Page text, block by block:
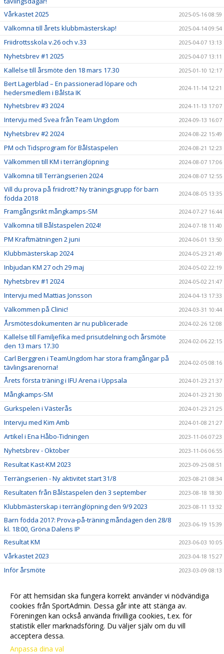
Vårkastet 2025 2025-05-16 08:59
Välkomna till årets klubbmästerskap! 2025-04-14 09:54
Friidrottsskola v.26 och v.33 2025-04-07 13:13
Nyhetsbrev #1 2025 2025-04-07 13:11
Kallelse till årsmöte den 18 mars 17.30 2025-01-10 12:17
Bert Lagerblad – En passionerad löpare och
hedersmedlem i Bålsta IK
2024-11-14 12:21
Nyhetsbrev #3 2024 2024-11-13 17:07
Intervju med Svea från Team Ungdom 2024-09-13 16:07
Nyhetsbrev #2 2024 2024-08-22 15:49
PM och Tidsprogram för Bålstaspelen 2024-08-21 12:23
Välkommen till KM i terränglöpning 2024-08-07 17:06
Välkomna till Terrängserien 2024 2024-08-07 12:55
Vill du prova på friidrott? Ny träningsgrupp för barn
födda 2018
2024-08-05 13:35
Framgångsrikt mångkamps-SM 2024-07-27 16:44
Välkomna till Bålstaspelen 2024! 2024-07-18 11:40
PM Kraftmätningen 2 juni 2024-06-01 13:50
Klubbmästerskap 2024 2024-05-23 21:49
Inbjudan KM 27 och 29 maj 2024-05-02 22:19
Nyhetsbrev #1 2024 2024-05-02 21:47
Intervju med Mattias Jonsson 2024-04-13 17:33
Välkommen på Clinic! 2024-03-31 10:44
Årsmötesdokumenten är nu publicerade 2024-02-26 12:08
Kallelse till Familjefika med prisutdelning och årsmöte
den 13 mars 17.30
2024-02-06 22:15
Carl Berggren i TeamUngdom har stora framgångar på
tävlingsarenorna!
2024-02-05 08:16
Årets första träning i IFU Arena i Uppsala 2024-01-23 21:37
Mångkamps-SM 2024-01-23 21:30
Gurkspelen i Västerås 2024-01-23 21:25
Intervju med Kim Amb 2024-01-08 21:27
Artikel i Ena Håbo-Tidningen 2023-11-06 07:23
Nyhetsbrev - Oktober 2023-11-06 06:55
Resultat Kast-KM 2023 2023-09-25 08:51
Terrängserien - Ny aktivitet start 31/8 2023-08-21 08:34
Resultaten från Bålstaspelen den 3 september 2023-08-18 18:30
Klubbmästerskap i terränglöpning den 9/9 2023 2023-08-11 13:32
Barn födda 2017: Prova-på-träning måndagen den 28/8
kl. 18:00, Gröna Dalens IP
2023-06-19 15:39
Resultat KM 2023-06-03 10:05
Vårkastet 2023 2023-04-18 15:27
Inför årsmöte 2023-03-09 08:13
den 23 mars 17.30
Spring mot cancer och ALS 2022-11-05 09:18
Välkommen till vår nya hemsida 2022-09-13 10:41
För att hemsidan ska fungera korrekt använder vi nödvändiga
cookies från SportAdmin. Dessa går inte att stänga av.
Föreningen kan också använda frivilliga cookies, t.ex. för
statistik eller marknadsföring. Du väljer själv om du vill
acceptera dessa.
Anpassa dina val